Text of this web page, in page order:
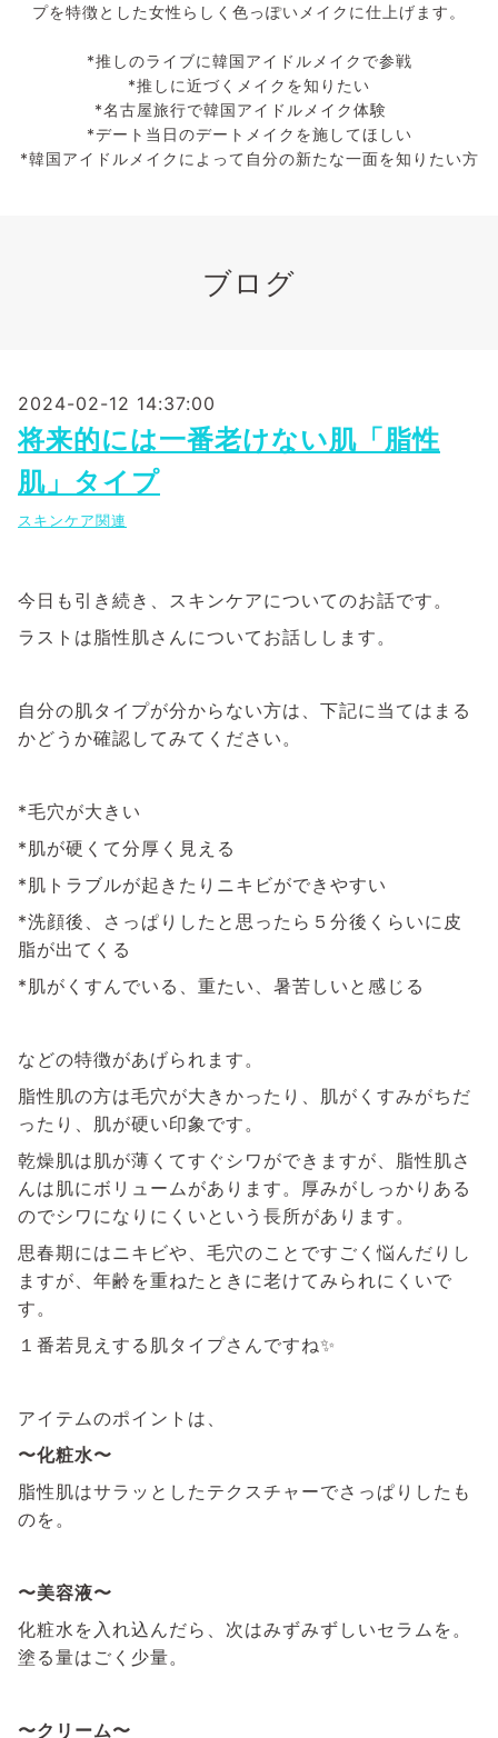
プを特徴とした女性らしく色っぽいメイクに仕上げます。
*推しのライブに韓国アイドルメイクで参戦
*推しに近づくメイクを知りたい
*名古屋旅行で韓国アイドルメイク体験
*デート当日のデートメイクを施してほしい
*韓国アイドルメイクによって自分の新たな一面を知りたい方
ブログ
2024-02-12 14:37:00
将来的には一番老けない肌「脂性
肌」タイプ
スキンケア関連
今日も引き続き、スキンケアについてのお話です。
ラストは脂性肌さんについてお話しします。
自分の肌タイプが分からない方は、下記に当てはまる
かどうか確認してみてください。
*毛穴が大きい
*肌が硬くて分厚く見える
*肌トラブルが起きたりニキビができやすい
*洗顔後、さっぱりしたと思ったら５分後くらいに皮
脂が出てくる
*肌がくすんでいる、重たい、暑苦しいと感じる
などの特徴があげられます。
脂性肌の方は毛穴が大きかったり、肌がくすみがちだ
ったり、肌が硬い印象です。
乾燥肌は肌が薄くてすぐシワができますが、脂性肌さ
んは肌にボリュームがあります。厚みがしっかりある
のでシワになりにくいという長所があります。
思春期にはニキビや、毛穴のことですごく悩んだりし
ますが、年齢を重ねたときに老けてみられにくいで
す。
１番若見えする肌タイプさんですね✨
アイテムのポイントは、
〜化粧水〜
脂性肌はサラッとしたテクスチャーでさっぱりしたも
のを。
〜美容液〜
化粧水を入れ込んだら、次はみずみずしいセラムを。
塗る量はごく少量。
〜クリーム〜